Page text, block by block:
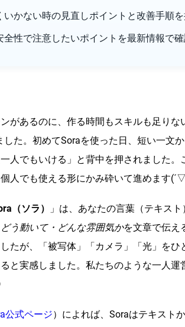
いかない時の見直しポイントと改善手順
全性で注意したいポイントを最新情報で
ンがあるのに、作る時間もスキルも足り
した。初めてSoraを使った日、短い一文
人でもいける」と背中を押されました。
人でも使える形にかみ砕いて進めます
（ソラ）
」は、あなたの言葉（テキス
う動いて・どんな雰囲気かを文章で伝え
たが、「被写体」「カメラ」「光」をひ
と実感しました。私たちのような一人運
公式ページ）によれば、Soraはテキスト